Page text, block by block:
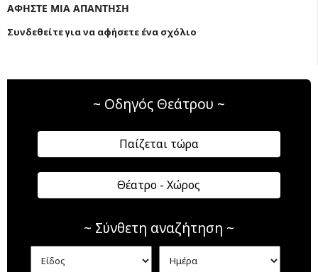
ΑΦΗΣΤΕ ΜΙΑ ΑΠΑΝΤΗΣΗ
Συνδεθείτε για να αφήσετε ένα σχόλιο
~ Οδηγός Θεάτρου ~
Παίζεται τώρα
Θέατρο - Χώρος
~ Σύνθετη αναζήτηση ~